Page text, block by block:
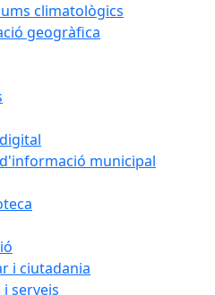
climatològics
geogràfica
municipal
i ciutadania
i serveis